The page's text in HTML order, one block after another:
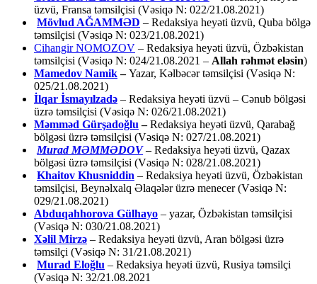
üzvü, Fransa təmsilçisi (Vəsiqə N: 022/21.08.2021)
Mövlud AĞAMMƏD – Redaksiya heyəti üzvü, Quba bölgə
təmsilçisi (Vəsiqə N: 023/21.08.2021)
Cihangir NOMOZOV – Redaksiya heyəti üzvü, Özbəkistan
təmsilçisi (Vəsiqə N: 024/21.08.2021 – Allah rəhmət eləsin)
Mamedov Namik–Yazar, Kəlbəcər təmsilçisi (Vəsiqə N:
025/21.08.2021)
İlqar İsmayılzadə – Redaksiya heyəti üzvü – Cənub bölgəsi
üzrə təmsilçisi (Vəsiqə N: 026/21.08.2021)
Məmməd Gürşadoğlu –Redaksiya heyəti üzvü, Qarabağ
bölgəsi üzrə təmsilçisi (Vəsiqə N: 027/21.08.2021)
Murad MƏMMƏDOV –Redaksiya heyəti üzvü, Qazax
bölgəsi üzrə təmsilçisi (Vəsiqə N: 028/21.08.2021)
Khaitov Khusniddin – Redaksiya heyəti üzvü, Özbəkistan
təmsilçisi, Beynəlxalq Əlaqələr üzrə menecer (Vəsiqə N:
029/21.08.2021)
Abduqahhorova Gülhayo – yazar, Özbəkistan təmsilçisi
(Vəsiqə N: 030/21.08.2021)
Xəlil Mirzə – Redaksiya heyəti üzvü, Aran bölgəsi üzrə
təmsilçi (Vəsiqə N: 31/21.08.2021)
Murad Eloğlu – Redaksiya heyəti üzvü, Rusiya təmsilçi
(Vəsiqə N: 32/21.08.2021